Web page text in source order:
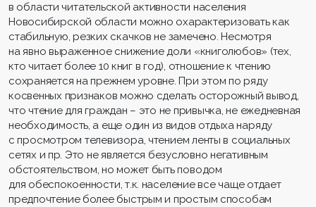
в области читательской активности населения
Новосибирской области можно охарактеризовать как
стабильную, резких скачков не замечено. Несмотря
на явно выраженное снижение доли «книголюбов» (тех,
кто читает более 10 книг в год), отношение к чтению
сохраняется на прежнем уровне. При этом по ряду
косвенных признаков можно сделать осторожный вывод,
что чтение для граждан – это не привычка, не ежедневная
необходимость, а еще один из видов отдыха наряду
с просмотром телевизора, чтением ленты в социальных
сетях и пр. Это не является безусловно негативным
обстоятельством, но может быть поводом
для обеспокоенности, т.к. население все чаще отдает
предпочтение более быстрым и простым способам